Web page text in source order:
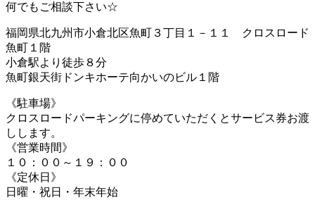
何でもご相談下さい☆
福岡県北九州市小倉北区魚町３丁目１－１１ クロスロード
魚町１階
小倉駅より徒歩８分
魚町銀天街ドンキホーテ向かいのビル１階
《駐車場》
クロスロードパーキングに停めていただくとサービス券お渡
しします。
《営業時間》
１０：００～１９：００
《定休日》
日曜・祝日・年末年始